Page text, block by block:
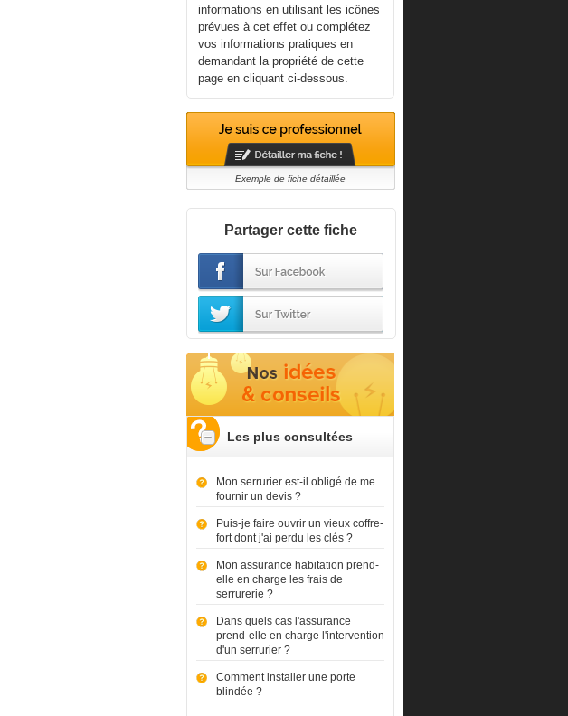
informations en utilisant les icônes
prévues à cet effet ou complétez
vos informations pratiques en
demandant la propriété de cette
page en cliquant ci-dessous.
Exemple de fiche détaillée
Partager cette fiche
Les plus consultées
Mon serrurier est-il obligé de me
fournir un devis ?
Puis-je faire ouvrir un vieux coffre-
fort dont j'ai perdu les clés ?
Mon assurance habitation prend-
elle en charge les frais de
serrurerie ?
Dans quels cas l'assurance
prend-elle en charge l'intervention
d'un serrurier ?
Comment installer une porte
blindée ?